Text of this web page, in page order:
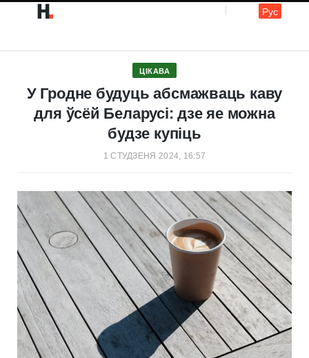
b
o
a
g
r
Рус
ЦІКАВА
У Гродне будуць абсмажваць каву
для ўсёй Беларусі: дзе яе можна
будзе купіць
1 СТУДЗЕНЯ 2024, 16:57